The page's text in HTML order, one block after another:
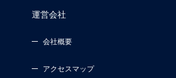
運営会社
会社概要
アクセスマップ